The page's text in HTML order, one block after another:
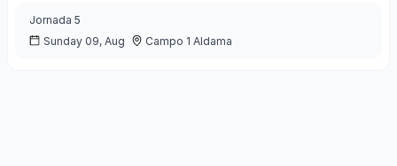
Jornada 5
Sunday 09, Aug
Campo 1 Aldama